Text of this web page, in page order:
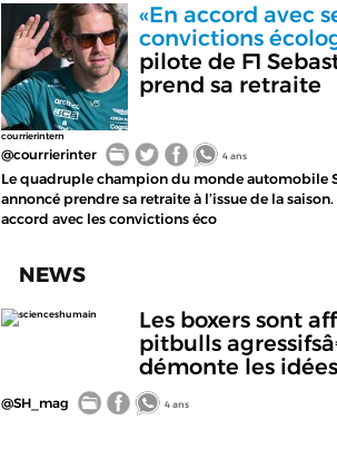
courrierintern
«En accord avec
convictions
pilote de F1
prend sa retraite
@courrierinter 4 ans
Le quadruple champion du monde automobile
annoncé prendre sa retraite à l’issue de la
accord avec les convictions éco
NEWS
scienceshumain
Les boxers sont
pitbulls
démonte les
@SH_mag 4 ans